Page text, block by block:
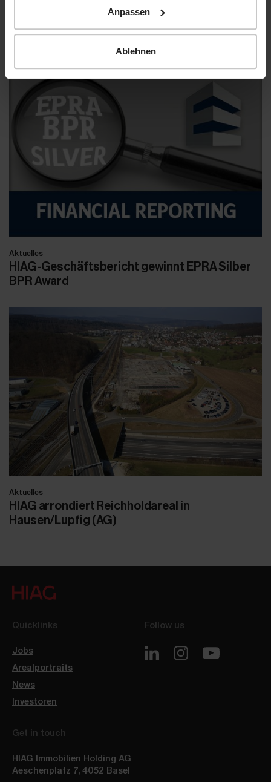
Anpassen
Ablehnen
Präsentation des neuen Regus-Standorts auf
Aktuelles
HIAG-Geschäftsbericht gewinnt EPRA Silber
BPR Award
Aktuelles
HIAG arrondiert Reichholdareal in
Hausen/Lupfig (AG)
Quicklinks
Jobs
Arealportraits
News
Investoren
Follow us
Get in touch
HIAG Immobilien Holding AG
Aeschenplatz 7, 4052 Basel